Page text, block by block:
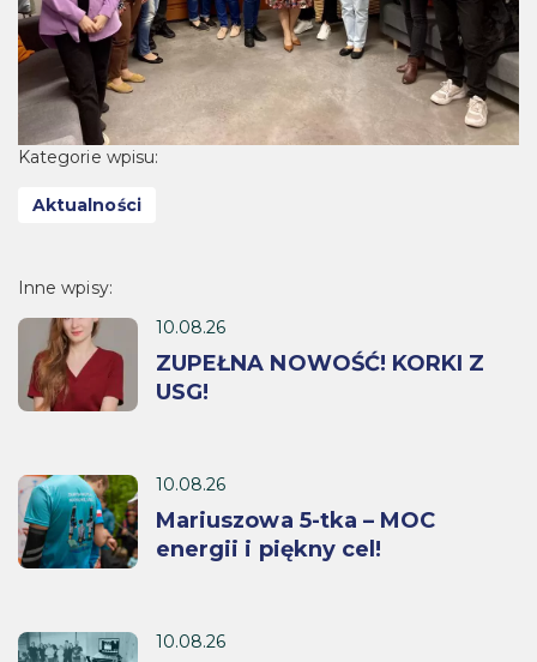
Kategorie wpisu:
Aktualności
Inne wpisy:
10.08.26
ZUPEŁNA NOWOŚĆ! KORKI Z
USG!
10.08.26
Mariuszowa 5-tka – MOC
energii i piękny cel!
10.08.26